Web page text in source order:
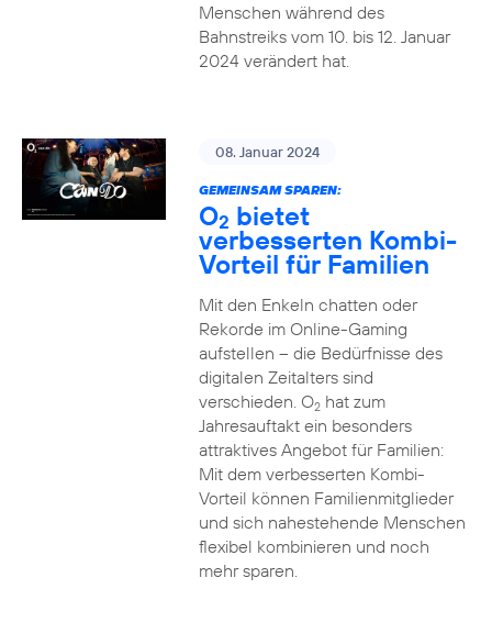
Menschen während des
Bahnstreiks vom 10. bis 12. Januar
2024 verändert hat.
08. Januar 2024
GEMEINSAM SPAREN:
O2 bietet
verbesserten Kombi-
Vorteil für Familien
Mit den Enkeln chatten oder
Rekorde im Online-Gaming
aufstellen – die Bedürfnisse des
digitalen Zeitalters sind
verschieden. O2hat zum
Jahresauftakt ein besonders
attraktives Angebot für Familien:
Mit dem verbesserten Kombi-
Vorteil können Familienmitglieder
und sich nahestehende Menschen
flexibel kombinieren und noch
mehr sparen.